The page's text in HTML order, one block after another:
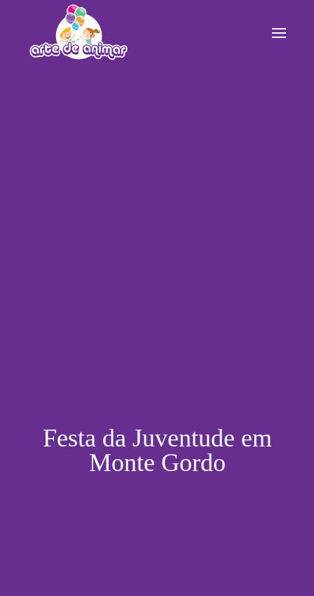
Skip to main content
Festa da Juventude em
Monte Gordo